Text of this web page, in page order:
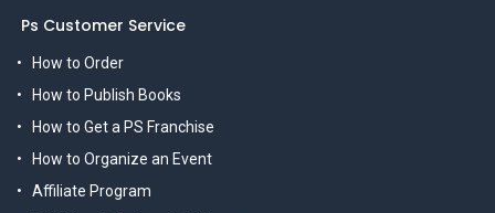
Ps Customer Service
How to Order
How to Publish Books
How to Get a PS Franchise
How to Organize an Event
Affiliate Program